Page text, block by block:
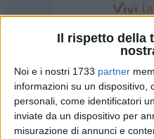
Il rispetto della
Noi e i nostri 1733 partner
informazioni su un dispositivo,
personali, come identificatori
inviate da un dispositivo per
misurazione di annunci e